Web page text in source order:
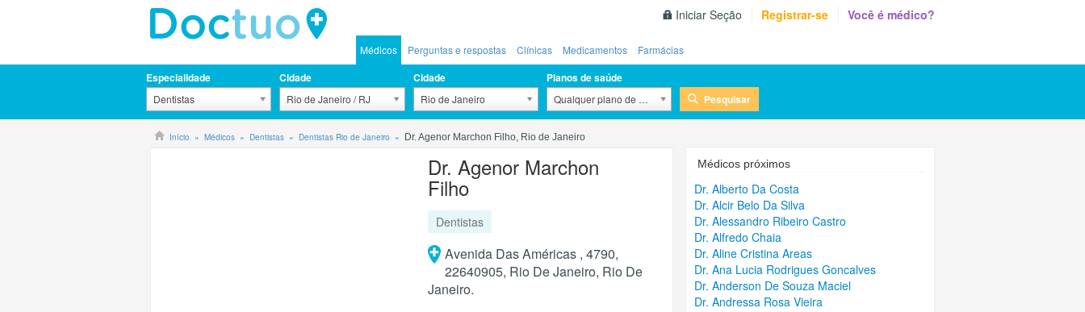
Iniciar Seção Registrar-se Você é médico?
Médicos Perguntas e respostas Clínicas Medicamentos Farmácias
Especialidade
Dentistas
Cidade
Rio de Janeiro / RJ
Cidade
Rio de Janeiro
Planos de saúde
Qualquer plano de saúde Pesquisar
Início Médicos Dentistas Dentistas Rio de Janeiro Dr. Agenor Marchon Filho, Rio de Janeiro
Dr. Agenor Marchon
Filho
Dentistas
Avenida Das Américas , 4790,
22640905, Rio De Janeiro, Rio De
Janeiro.
Médicos próximos
Dr. Alberto Da Costa
Dr. Alcir Belo Da Silva
Dr. Alessandro Ribeiro Castro
Dr. Alfredo Chaia
Dr. Aline Cristina Areas
Dr. Ana Lucia Rodrigues Goncalves
Dr. Anderson De Souza Maciel
Dr. Andressa Rosa Vieira